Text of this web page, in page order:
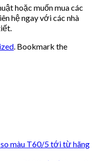
hoặc muốn mua các
hệ ngay với các nhà
. Bookmark the
màu T60/5 tới từ hãng